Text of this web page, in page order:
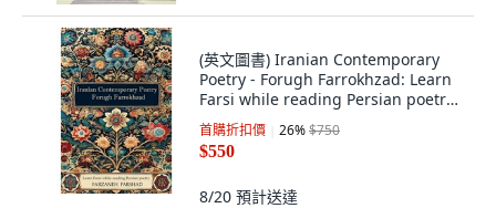
(英文圖書) Iranian Contemporary
Poetry - Forugh Farrokhzad: Learn
Farsi while reading Persian poetry
平裝版, Independently Published,
英文
首購折扣價 26%$750
$550
8/20 預計送達